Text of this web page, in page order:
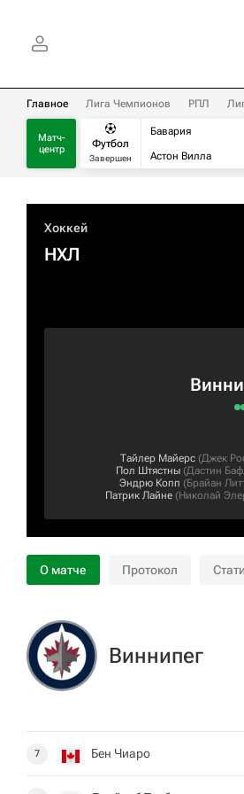
Главное Лига Чемпионов РПЛ
Матч-
центр
Футбол
Завершен
Бавария
Астон Вилла
Хоккей
НХЛ
Тайлер Майерс (Джек
Пол Штястны (Дастин
Эндрю Копп (Брайан
Патрик Лайне (Николай
О матче Протокол
Виннипег
7 Бен Чиаро